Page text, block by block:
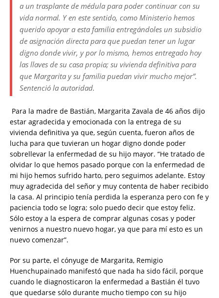
a un trasplante de médula para poder continuar con su
vida normal. Y en este sentido, como Ministerio hemos
querido apoyar a esta familia entregándoles un subsidio
de asignación directa para que puedan tener un lugar
digno donde vivir, y por lo mismo, hemos entregado hoy
las llaves de su casa propia; su vivienda definitiva para
que Margarita y su familia puedan vivir mucho mejor”.
Sentenció la autoridad.
Para la madre de Bastián, Margarita Zavala de 46 años dijo
estar agradecida y emocionada con la entrega de su
vivienda definitiva ya que, según cuenta, fueron años de
lucha para que tuvieran un hogar digno donde poder
sobrellevar la enfermedad de su hijo mayor. “He tratado de
olvidar lo que hemos pasado porque con la enfermedad de
mi hijo hemos sufrido harto, pero seguimos adelante. Estoy
muy agradecida del señor y muy contenta de haber recibido
la casa. Al principio tenía perdida la esperanza pero con fe y
paciencia todo se logra; solo puedo decir que estoy feliz.
Sólo estoy a la espera de comprar algunas cosas y poder
venirnos a nuestro nuevo hogar, ya que para mí esto es un
nuevo comenzar”.
Por su parte, el cónyuge de Margarita, Remigio
Huenchupainado manifestó que nada ha sido fácil, porque
cuando le diagnosticaron la enfermedad a Bastián él tuvo
que quedarse sólo durante mucho tiempo con su hijo